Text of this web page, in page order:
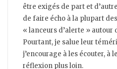
être exigés de part et
de faire écho à la plupart
« lanceurs d’alerte » autour
Pourtant, je salue leur
j’encourage à les écouter, à
réflexion plus loin.